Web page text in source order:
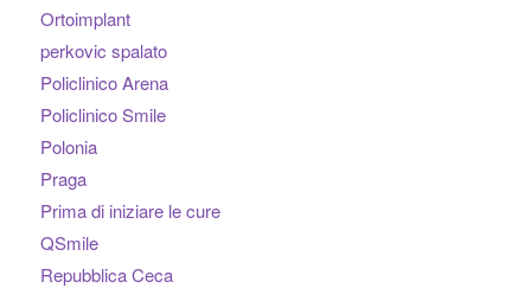
Ortoimplant
perkovic spalato
Policlinico Arena
Policlinico Smile
Polonia
Praga
Prima di iniziare le cure
QSmile
Repubblica Ceca